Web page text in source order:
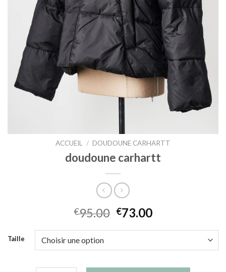
ACCUEIL / DOUDOUNE CARHARTT
doudoune carhartt
€95.00 €73.00
Taille